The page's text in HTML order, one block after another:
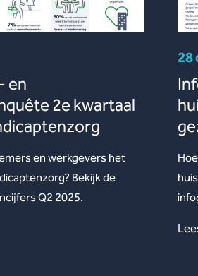
en
2e kwartaal
en werkgevers het
Bekijk de
Q2 2025.
28